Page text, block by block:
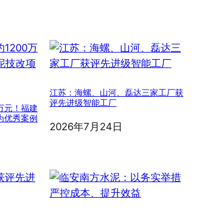
元！福建
优秀案例
江苏：海螺、山河、磊达三家工厂获
评先进级智能工厂
2026年7月24日